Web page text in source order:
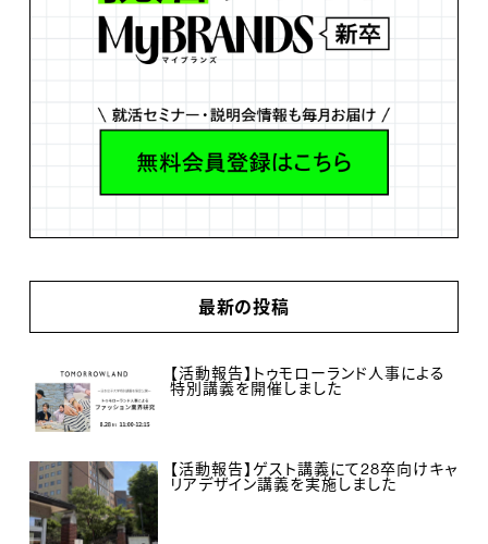
最新の投稿
【活動報告】トゥモローランド人事による
特別講義を開催しました
【活動報告】ゲスト講義にて28卒向けキャ
リアデザイン講義を実施しました